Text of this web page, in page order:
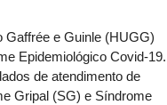
Gaffrée e Guinle (HUGG)
Epidemiológico Covid-19.
de atendimento de
Gripal (SG) e Síndrome